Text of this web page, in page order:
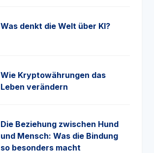
Was denkt die Welt über KI?
Wie Kryptowährungen das
Leben verändern
Die Beziehung zwischen Hund
und Mensch: Was die Bindung
so besonders macht